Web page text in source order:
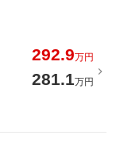
292.9万円
281.1万円